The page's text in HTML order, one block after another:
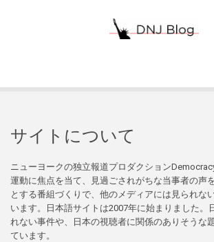
サイトについて
ニューヨークの独立報道プロダクション
運動に焦点を当て、見過ごされがちな当事者の声
とする番組づくりで、他のメディアには見られな
います。日本語サイトは2007年に始まりました。
れない事件や、日本の視聴者に関係のありそうな
ています。